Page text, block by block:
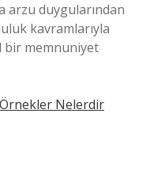
arzu duygularından
kavramlarıyla
bir memnuniyet
Nelerdir